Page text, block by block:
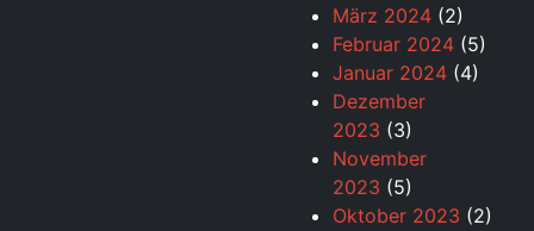
März 2024 (2)
Februar 2024 (5)
Januar 2024 (4)
Dezember
2023 (3)
November
2023 (5)
Oktober 2023 (2)